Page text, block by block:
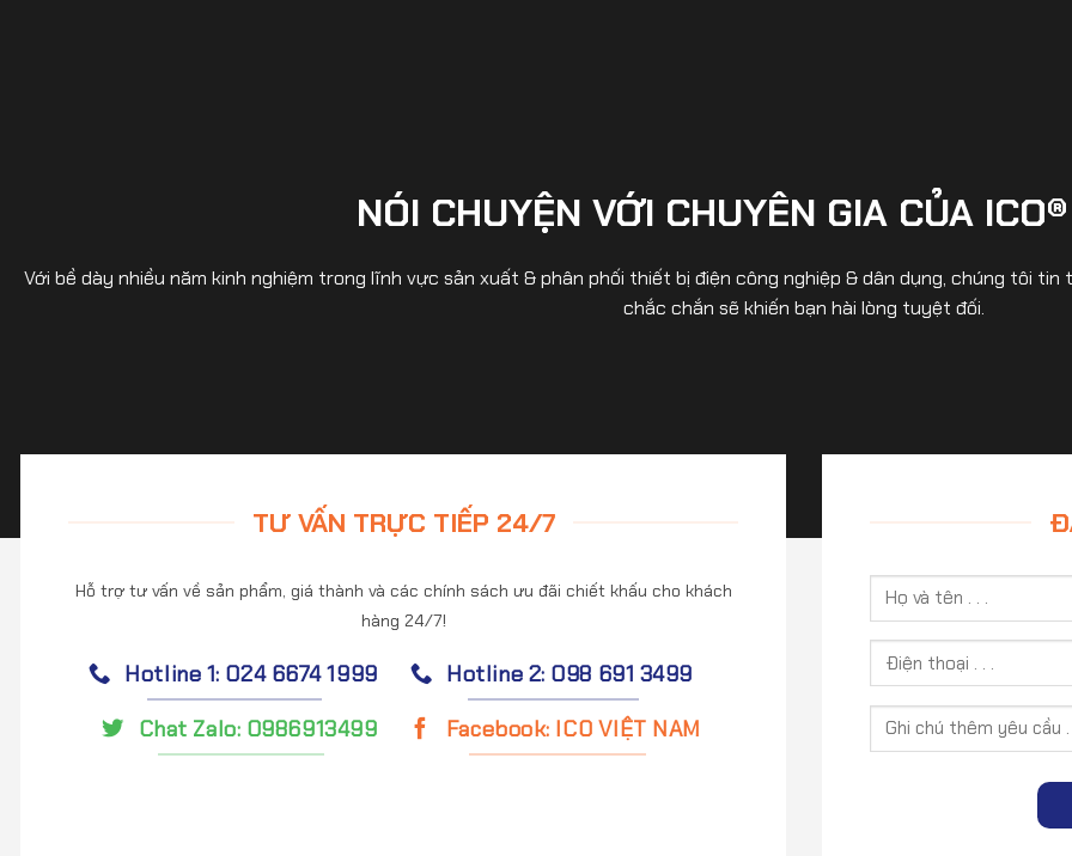
NÓI CHUYỆN VỚI CHUYÊN GIA CỦA
Với bề dày nhiều năm kinh nghiệm trong lĩnh vực sản xuất & phân phối thiết bị điện công nghiệp & dân dụng, chúng tôi
chắc chắn sẽ khiến bạn hài lòng tuyệt đối.
TƯ VẤN TRỰC TIẾP 24/7
Hỗ trợ tư vấn về sản phẩm, giá thành và các chính sách ưu đãi chiết khấu cho khách
hàng 24/7!
Hotline 1: 024 6674 1999
Hotline 2: 098 691 3499
Chat Zalo: 0986913499
Facebook: ICO VIỆT NAM